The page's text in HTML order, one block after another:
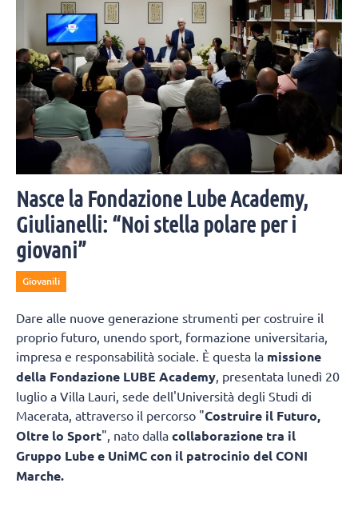
Nasce la Fondazione Lube Academy,
Giulianelli: “Noi stella polare per i
giovani”
Giovanili
Dare alle nuove generazione strumenti per costruire il
proprio futuro, unendo sport, formazione universitaria,
impresa e responsabilità sociale. È questa la missione
della Fondazione LUBE Academy, presentata lunedì 20
luglio a Villa Lauri, sede dell'Università degli Studi di
Macerata, attraverso il percorso "Costruire il Futuro,
Oltre lo Sport", nato dalla collaborazione tra il
Gruppo Lube e UniMC con il patrocinio del CONI
Marche.